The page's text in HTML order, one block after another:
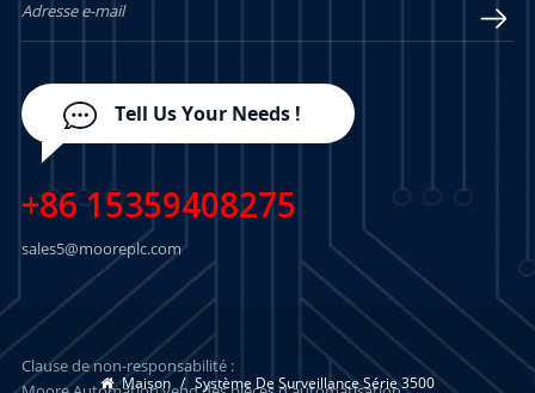
Maison / Système De Surveillance Série 3500
Tell Us Your Needs !
+86 15359408275
sales5@mooreplc.com
Clause de non-responsabilité :